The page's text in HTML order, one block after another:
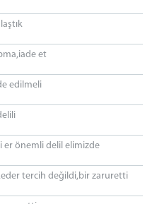
et
edilmeli
er önemli delil elimizde
tercih değildi,bir zaruretti